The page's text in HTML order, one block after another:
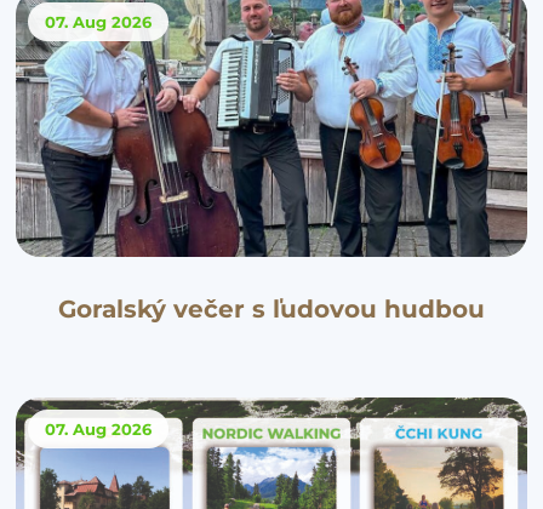
07. Aug 2026
Goralský večer s ľudovou hudbou
07. Aug 2026